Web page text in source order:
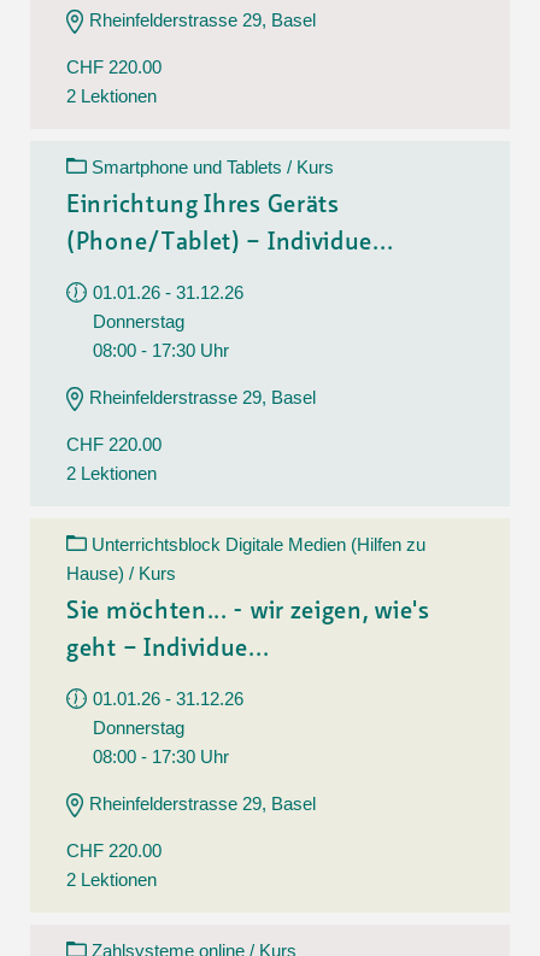
Rheinfelderstrasse 29, Basel
CHF 220.00
2 Lektionen
Smartphone und Tablets / Kurs
Einrichtung Ihres Geräts
(Phone/Tablet) – Individue...
01.01.26 - 31.12.26
Donnerstag
08:00 - 17:30 Uhr
Rheinfelderstrasse 29, Basel
CHF 220.00
2 Lektionen
Unterrichtsblock Digitale Medien (Hilfen zu
Hause) / Kurs
Sie möchten... - wir zeigen, wie's
geht – Individue...
01.01.26 - 31.12.26
Donnerstag
08:00 - 17:30 Uhr
Rheinfelderstrasse 29, Basel
CHF 220.00
2 Lektionen
Zahlsysteme online / Kurs